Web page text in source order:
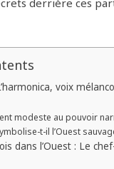
voix
modeste au pouvoir
t-il l’Ouest
dans l’Ouest : Le